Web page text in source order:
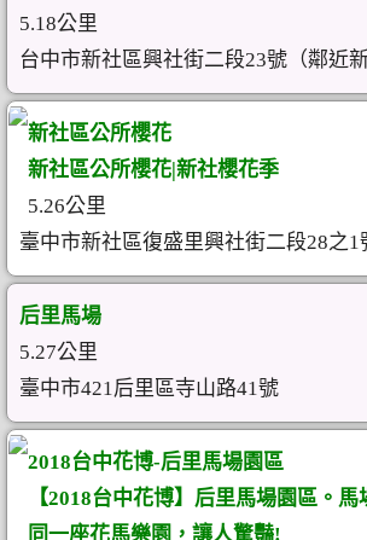
5.18公里
台中市新社區興社街二段23號（鄰近新
新社區公所櫻花
新社區公所櫻花|新社櫻花季
5.26公里
臺中市新社區復盛里興社街二段28之1
后里馬場
5.27公里
臺中市421后里區寺山路41號
2018台中花博-后里馬場園區
【2018台中花博】后里馬場園區。馬
同一座花馬樂園，讓人驚豔!